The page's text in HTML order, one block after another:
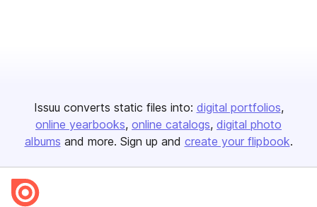
Issuu converts static files into: digital portfolios
online yearbooks online catalogs digital photo
albums and more. Sign up and create your flipbook.